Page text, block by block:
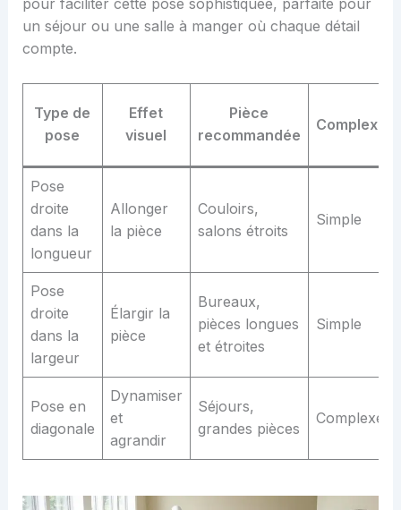
un séjour ou une salle à manger où chaque détail
compte.
Type de
pose
Effet
visuel
Pièce
recommandée
Complexité
Pose
droite
dans la
longueur
Allonger
la pièce
Couloirs,
salons étroits
Simple
Pose
droite
dans la
largeur
Élargir la
pièce
Bureaux,
pièces longues
et étroites
Simple
Pose en
diagonale
Dynamiser
et
agrandir
Séjours,
grandes pièces
Complexe